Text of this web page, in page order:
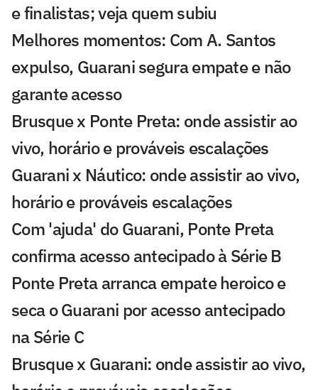
e finalistas; veja quem subiu
Melhores momentos: Com A. Santos
expulso, Guarani segura empate e não
garante acesso
Brusque x Ponte Preta: onde assistir ao
vivo, horário e prováveis escalações
Guarani x Náutico: onde assistir ao vivo,
horário e prováveis escalações
Com 'ajuda' do Guarani, Ponte Preta
confirma acesso antecipado à Série B
Ponte Preta arranca empate heroico e
seca o Guarani por acesso antecipado
na Série C
Brusque x Guarani: onde assistir ao vivo,